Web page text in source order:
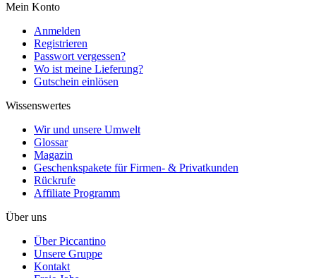
Mein Konto
Anmelden
Registrieren
Passwort vergessen?
Wo ist meine Lieferung?
Gutschein einlösen
Wissenswertes
Wir und unsere Umwelt
Glossar
Magazin
Geschenkspakete für Firmen- & Privatkunden
Rückrufe
Affiliate Programm
Über uns
Über Piccantino
Unsere Gruppe
Kontakt